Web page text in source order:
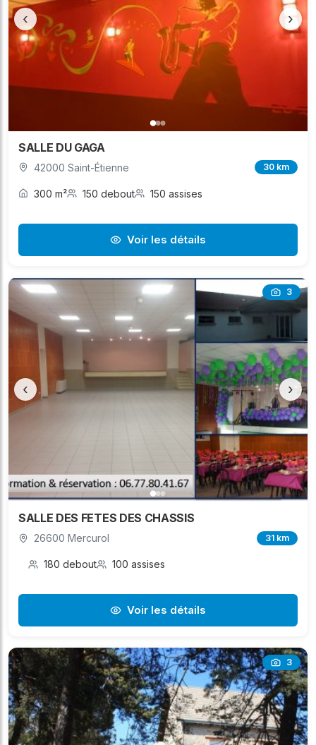
‹ ›
SALLE DU GAGA
42000 Saint-Étienne 30 km
300 m² 150 debout 150 assises
Voir les détails
3
‹ ›
SALLE DES FETES DES CHASSIS
26600 Mercurol 31 km
180 debout 100 assises
Voir les détails
3